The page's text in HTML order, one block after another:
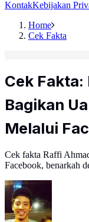
KontakKebijakan
Home
Cek Fakta
Cek
Bagikan
Melalui
Cek fakta Raffi
Facebook, benarkah